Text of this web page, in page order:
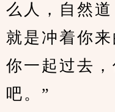
么人，自然
就是冲着你
你一起过去
吧。”